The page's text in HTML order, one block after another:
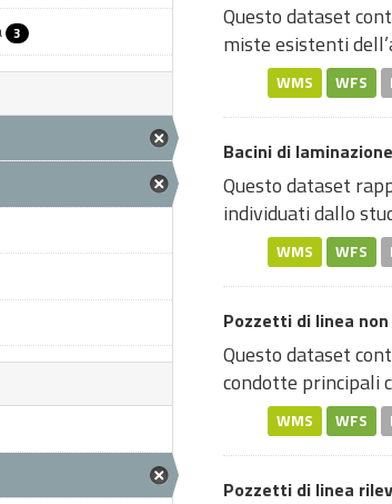
3
Questo dataset
miste esistenti
WMS WFS
Bacini di laminazione
Questo dataset
individuati dallo
WMS WFS
Pozzetti di linea
Questo dataset
condotte principali
WMS WFS
Pozzetti di linea